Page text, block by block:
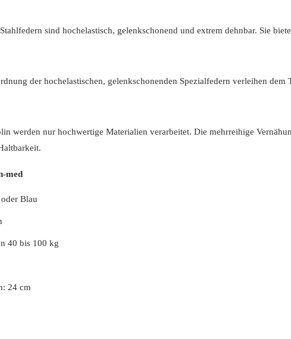
sind hochelastisch, gelenkschonend und extrem dehnbar. Sie
der hochelastischen, gelenkschonenden Spezialfedern verleihen
werden nur hochwertige Materialien verarbeitet. Die mehrreihige
med
Blau
40 bis 100 kg
24 cm